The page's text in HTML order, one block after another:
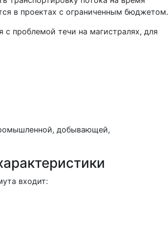
в проектах с ограниченным бюджетом.
проблемой течи на магистралях, для
добывающей,
входит: